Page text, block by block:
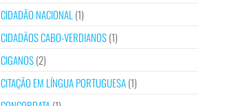
CIDADÃO NACIONAL (1)
CIDADÃOS CABO-VERDIANOS(1)
CIGANOS(2)
CITAÇÃO EM LÍNGUA PORTUGUESA(1)